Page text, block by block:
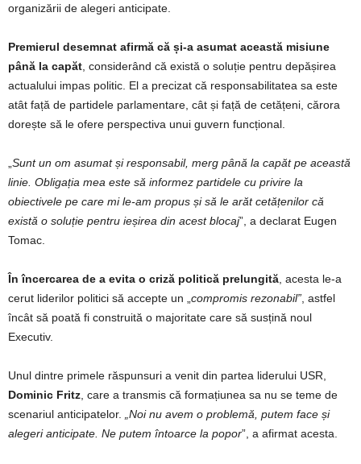
organizării de alegeri anticipate.
Premierul desemnat afirmă că și-a asumat această misiune
până la capăt , considerând că există o soluție pentru depășirea
actualului impas politic. El a precizat că responsabilitatea sa este
atât față de partidele parlamentare, cât și față de cetățeni, cărora
dorește să le ofere perspectiva unui guvern funcțional.
Sunt un om asumat și responsabil, merg până la capăt pe această
linie. Obligația mea este să informez partidele cu privire la
obiectivele pe care mi le-am propus și să le arăt cetățenilor că
există o soluție pentru ieșirea din acest blocaj”, a declarat Eugen
Tomac.
În încercarea de a evita o criză politică prelungită , acesta le-a
cerut liderilor politici să accepte un „ compromis rezonabil” , astfel
încât să poată fi construită o majoritate care să susțină noul
Executiv.
Unul dintre primele răspunsuri a venit din partea liderului USR,
Dominic Fritz , care a transmis că formațiunea sa nu se teme de
scenariul anticipatelor.
„Noi nu avem o problemă, putem face și
alegeri anticipate. Ne putem întoarce la popor”, a afirmat acesta.